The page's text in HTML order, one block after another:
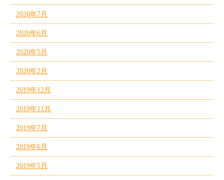
2020年7月
2020年6月
2020年5月
2020年2月
2019年12月
2019年11月
2019年7月
2019年6月
2019年5月